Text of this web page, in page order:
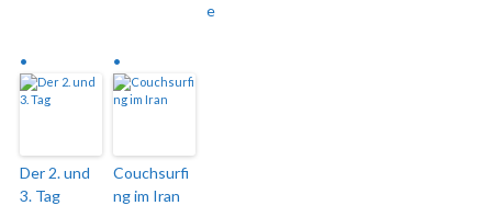
e
Der 2. und
3. Tag
Couchsurfi
ng im Iran